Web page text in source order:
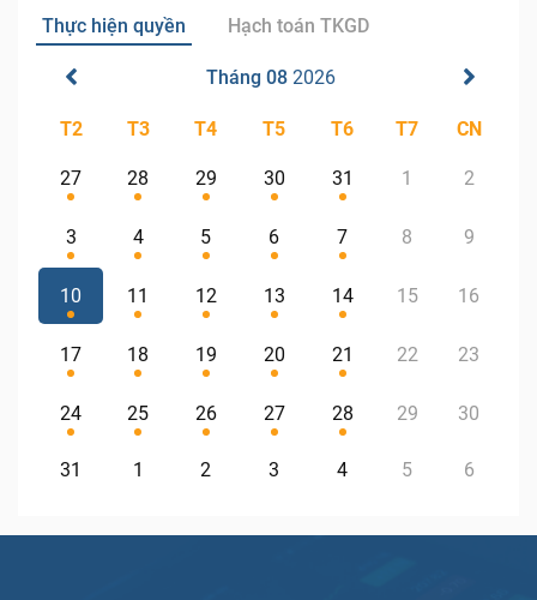
Thực hiện quyền Hạch toán TKGD
Tháng 08 2026
T2 T3 T4 T5 T6 T7 CN
27 28 29 30 31 1 2
3 4 5 6 7 8 9
10 11 12 13 14 15 16
17 18 19 20 21 22 23
24 25 26 27 28 29 30
31 1 2 3 4 5 6